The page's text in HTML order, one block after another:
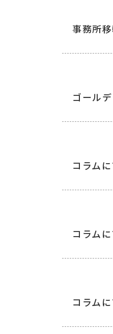
事務所
ゴール
コラム
コラム
コラム